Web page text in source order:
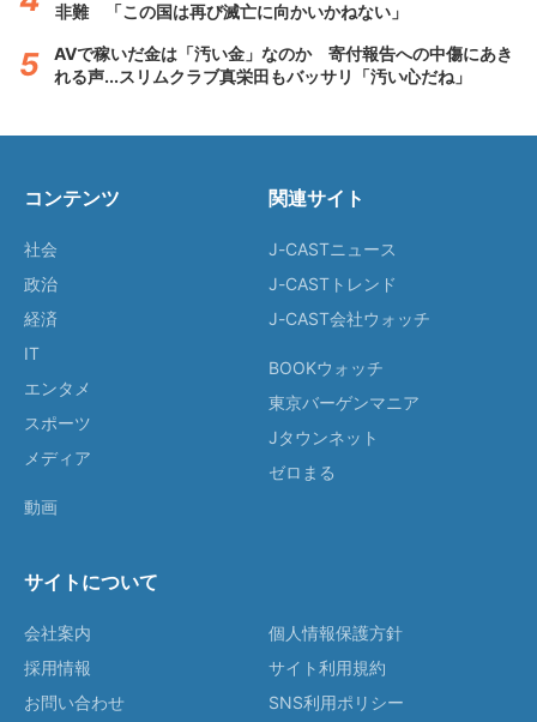
非難 「この国は再び滅亡に向かいかねない」
AVで稼いだ金は「汚い金」なのか 寄付報告への中傷にあき
れる声...スリムクラブ真栄田もバッサリ「汚い心だね」
コンテンツ
社会
政治
経済
IT
エンタメ
スポーツ
メディア
動画
関連サイト
J-CASTニュース
J-CASTトレンド
J-CAST会社ウォッチ
BOOKウォッチ
東京バーゲンマニア
Jタウンネット
ゼロまる
サイトについて
会社案内
採用情報
お問い合わせ
個人情報保護方針
サイト利用規約
SNS利用ポリシー